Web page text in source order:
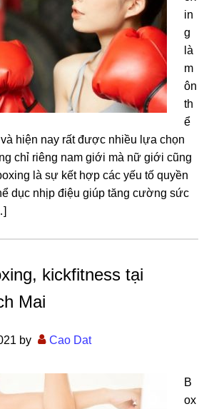
in
g
là
m
ôn
th
ể
hiện nay rất được nhiều lựa chọn
chỉ riêng nam giới mà nữ giới cũng
là sự kết hợp các yếu tố quyền
dục nhịp điệu giúp tăng cường sức
kickfitness tại
Mai
by Cao Dat
B
ox